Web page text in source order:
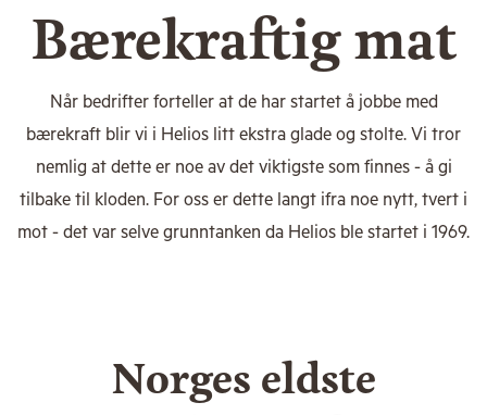
Bærekraftig mat
Når bedrifter forteller at de har startet å jobbe med
bærekraft blir vi i Helios litt ekstra glade og stolte. Vi tror
nemlig at dette er noe av det viktigste som finnes - å gi
tilbake til kloden. For oss er dette langt ifra noe nytt, tvert i
mot - det var selve grunntanken da Helios ble startet i 1969.
Norges eldste